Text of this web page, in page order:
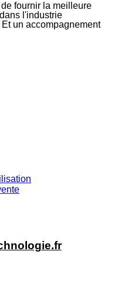
fournir la meilleure
l'industrie
un accompagnement